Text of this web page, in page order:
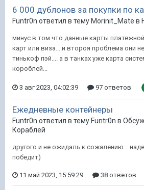
6 000 дублонов за покупки по
Funtr0n ответил в тему Morinit_Mate в
минус в том что данные карты
карт или виза....и второя проблема они
тинькоф пэй.... а в танках уже карта
короблей...
3 авг 2023, 04:02:39 97 ответов
Ежедневные контейнеры
Funtr0n ответил в тему Funtr0n в
Кораблей
другого и не ожидаль к
победит)
11 май 2023, 15:59:29 38 ответов